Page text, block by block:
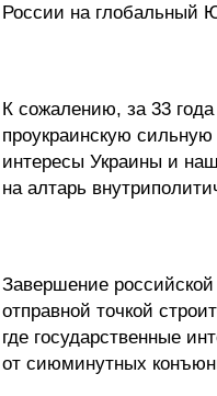
России на глобальный
К сожалению, за 33
проукраинскую сильную
интересы Украины и
на алтарь
Завершение
отправной точкой
где государственные
от сиюминутных